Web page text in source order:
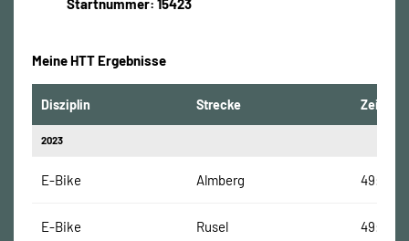
Startnummer: 15423
Meine HTT Ergebnisse
Disziplin Strecke Zeit
2023
E-Bike Almberg 49:24
E-Bike Rusel 49:02